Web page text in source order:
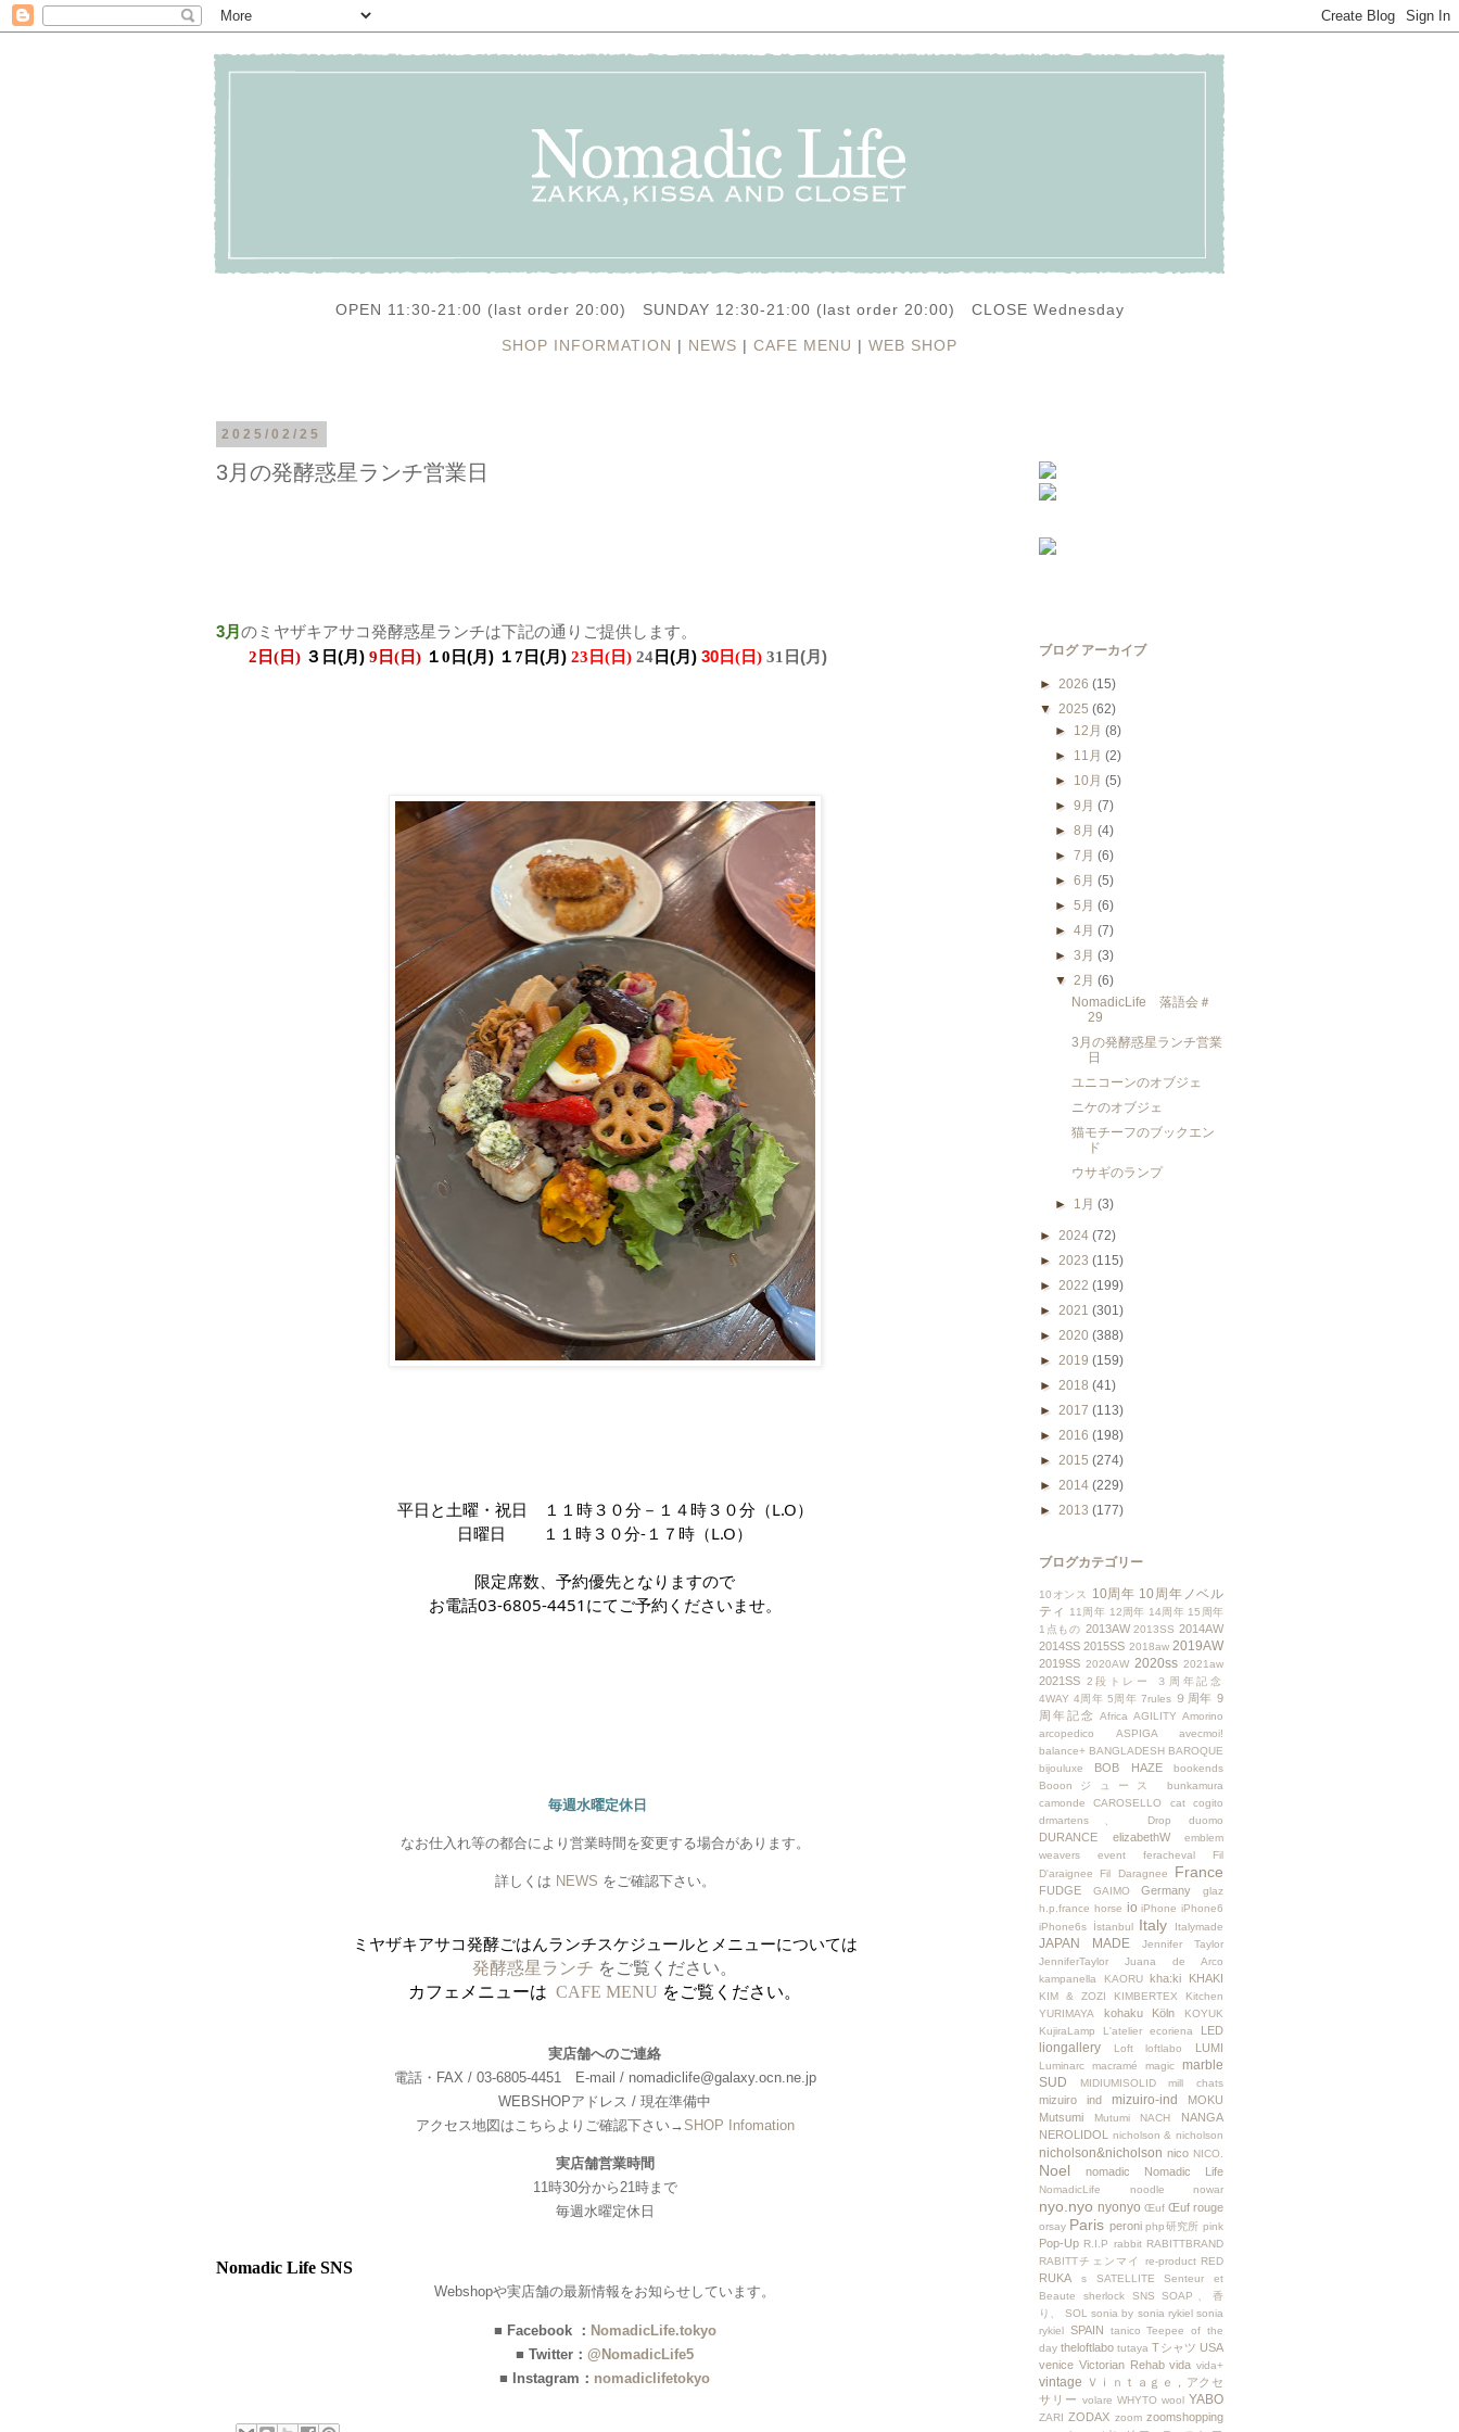
OPEN 11:30-21:00 (last order 20:00) SUNDAY 12:30-21:00 (last order 20:00) CLOSE Wednesday
SHOP INFORMATION | NEWS | CAFE MENU | WEB SHOP
2025/02/25
3月の発酵惑星ランチ営業日
3月 のミヤザキアサコ発酵惑星ランチは下記の通りご提供します。
2日(日) ３日(月 ) 9日(日) １0日(月 ) １7日(月 ) 23日(日) 24 日(月 ) 30 日(日) 31 日(月 )
平日と土曜・祝日 １１時３０分－１４時３０分（L.O）
日曜日 １１時３０分-１７時 （L.O）
限定席数、予約優先となりますので
お電話03-6805-4451にてご予約くださいませ。
毎週水曜定休日
なお仕入れ等の都合により営業時間を変更する場合があります。
詳しくは NEWS をご確認下さい。
ミヤザキアサコ発酵ごはんランチスケジュールと メニューについては
発酵惑星ランチ をご覧ください。
カフェメニューは CAFE MENU をご覧ください。
実店舗へのご連絡
電話・FAX / 03-6805-4451 E-mail / nomadiclife@galaxy.ocn.ne.jp
WEBSHOPアドレス / 現在準備中
アクセス地図はこちらよりご確認下さい→ SHOP Infomation
実店舗営業時間
11時30分から21時まで
毎週水曜定休日
Nomadic Life SNS
Webshopや実店舗の最新情報をお知らせしています。
■ Facebook ： NomadicLife.tokyo
■ Twitter： @NomadicLife5
■ Instagram： nomadiclifetokyo
ブログ アーカイブ
► 2026 (15)
▼ 2025 (62)
► 12月(8)
► 11月(2)
► 10月(5)
►9月(7)
►8月(4)
►7月(6)
►6月(5)
►5月(6)
►4月(7)
►3月(3)
▼2月(6)
NomadicLife 落語会＃
29
3月の発酵惑星ランチ営業
日
ユニコーンのオブジェ
ニケのオブジェ
猫モチーフのブックエン
ド
ウサギのランプ
► 1月(3)
► 2024 (72)
► 2023 (115)
► 2022 (199)
► 2021 (301)
► 2020 (388)
► 2019 (159)
► 2018 (41)
► 2017 (113)
► 2016 (198)
► 2015 (274)
► 2014 (229)
► 2013 (177)
ブログカテゴリー
10オンス 10周年 10周年ノベル
ティ
11周年 12周年 14周年 15周年
1点もの 2013AW 2013SS 2014AW
2014SS 2015SS 2018aw 2019AW
2019SS 2020AW 2020ss 2021aw
2021SS 2段トレー
３周年記念
4WAY 4周年 5周年 7rules ９周年 9
周年記念
Africa AGILITY Amorino
arcopedico
ASPIGA
avecmoi!
balance+ BANGLADESH BAROQUE
bijouluxe
BOB HAZE
bookends
Booonジュース
bunkamura
camonde
CAROSELLO cat
cogito
drmartens、
Drop duomo
DURANCE elizabethW
emblem
weavers
event feracheval
Fil
D'araignee
Fil Daragnee France
FUDGE GAIMO Germany
glaz
h.p.france horse io iPhone iPhone6
iPhone6s
İstanbul Italy Italymade
JAPAN MADE
Jennifer Taylor
JenniferTaylor
Juana de Arco
kampanella
KAORU kha:ki KHAKI
KIM & ZOZI KIMBERTEX
Kitchen
YURIMAYA
kohaku Köln
KOYUK
KujiraLamp
L'atelier ecoriena LED
liongallery Loft loftlabo LUMI
Luminarc macramé magic
marble
SUD
MIDIUMISOLID mill chats
mizuiro ind mizuiro-ind
MOKU
Mutsumi
Mutumi NACH
NANGA
NEROLIDOL
nicholson & nicholson
nicholson&nicholson nico NICO.
Noel nomadic Nomadic Life
NomadicLife noodle nowar
nyo.nyo nyonyo Œuf Œuf rouge
orsay Paris peroni php研究所 pink
Pop-Up R.I.P rabbit RABITTBRAND
RABITTチェンマイ
re-product RED
RUKA s SATELLITE
Senteur et
Beaute
sherlock SNS
SOAP、香
り、
SOL sonia by sonia rykiel sonia
rykiel SPAIN tanico Teepee of the
day theloftlabo tutaya Tシャツ USA
venice Victorian Rehab vida vida+
vintage Ｖｉｎｔａｇｅ，アクセ
サリー volare WHYTO wool YABO
ZARI ZODAX zoom zoomshopping